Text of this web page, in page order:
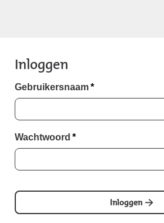
Inloggen
Gebruikersnaam*
Wachtwoord *
Inloggen